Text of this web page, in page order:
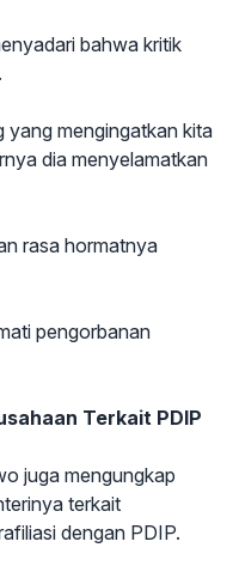
bahwa kritik
yang mengingatkan kita
dia menyelamatkan
rasa hormatnya
pengorbanan
Terkait PDIP
juga mengungkap
terkait
dengan PDIP.